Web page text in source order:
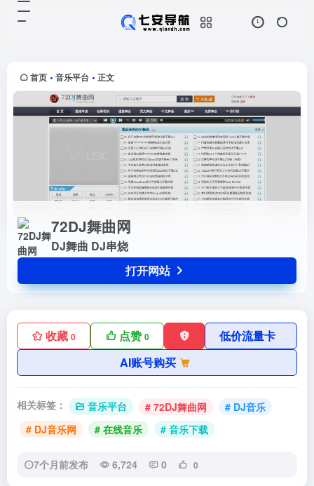
首页 • 音乐平台 • 正文
72DJ舞曲网
DJ舞曲 DJ串烧
打开网站
收藏 0 点赞0
低价流量卡
AI账号购买
相关标签： 音乐平台 # 72DJ舞曲网
# DJ音乐
# DJ音乐网
# 在线音乐 # 音乐下载
7个月前发布 6,724 0 0